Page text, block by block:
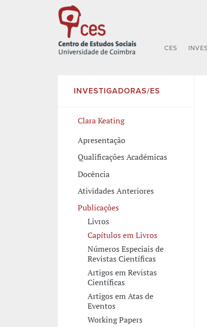
CES
INVESTIGADORAS/ES
Clara Keating
Apresentação
Qualificações Académicas
Docência
Atividades Anteriores
Publicações
Livros
Capítulos em Livros
Números Especiais de
Revistas Científicas
Artigos em Revistas
Científicas
Artigos em Atas de
Eventos
Working Papers